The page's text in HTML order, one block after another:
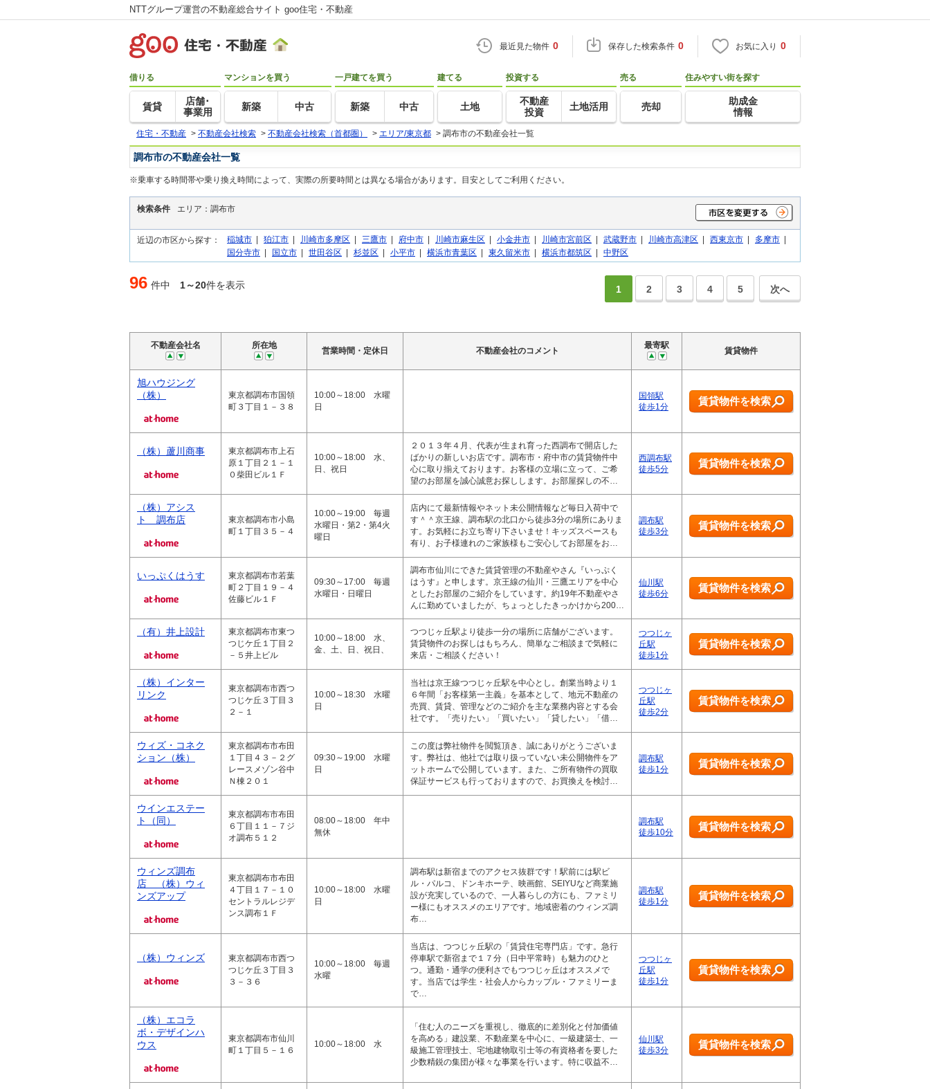
NTTグループ運営の不動産総合サイト goo住宅・不動産
最近見た物件 0 保存した検索条件 0 お気に入り 0
借りる
賃貸
店舗･
事業用
マンションを買う
新築 中古
一戸建てを買う
新築 中古
建てる
土地
投資する
不動産
投資
土地活用
売る
売却
住みやすい街を探す
助成金
情報
住宅・不動産 > 不動産会社検索 > 不動産会社検索（首都圏） > エリア/東京都 > 調布市の不動産会社一覧
調布市の不動産会社一覧
※乗車する時間帯や乗り換え時間によって、実際の所要時間とは異なる場合があります。目安としてご利用ください。
検索条件 エリア：調布市
近辺の市区から探す： 稲城市 | 狛江市 | 川崎市多摩区 | 三鷹市 | 府中市 | 川崎市麻生区 | 小金井市 | 川崎市宮前区 | 武蔵野市 | 川崎市高津区 | 西東京市 | 多摩市 |
国分寺市 | 国立市 | 世田谷区 | 杉並区 | 小平市 | 横浜市青葉区 | 東久留米市 | 横浜市都筑区 | 中野区
96 件中 1～20件を表示 1 2 3 4 5 次へ
不動産会社名 所在地
営業時間・定休日 不動産会社のコメント
最寄駅
賃貸物件
旭ハウジング
（株）
東京都調布市国領
町３丁目１－３８
10:00～18:00 水曜
日
国領駅
徒歩1分
賃貸物件を検索
（株）蘆川商事
東京都調布市上石
原１丁目２１－１
０柴田ビル１Ｆ
10:00～18:00 水、
日、祝日
２０１３年４月、代表が生まれ育った西調布で開店した
ばかりの新しいお店です。調布市・府中市の賃貸物件中
心に取り揃えております。お客様の立場に立って、ご希
望のお部屋を誠心誠意お探しします。お部屋探しの不…
西調布駅
徒歩5分
賃貸物件を検索
（株）アシス
ト 調布店
東京都調布市小島
町１丁目３５－４
10:00～19:00 毎週
水曜日・第2・第4火
曜日
店内にて最新情報やネット未公開情報など毎日入荷中で
す＾＾京王線、調布駅の北口から徒歩3分の場所にありま
す。お気軽にお立ち寄り下さいませ！キッズスペースも
有り、お子様連れのご家族様もご安心してお部屋をお…
調布駅
徒歩3分
賃貸物件を検索
いっぷくはうす
東京都調布市若葉
町２丁目１９－４
佐藤ビル１Ｆ
09:30～17:00 毎週
水曜日・日曜日
調布市仙川にできた賃貸管理の不動産やさん『いっぷく
はうす』と申します。京王線の仙川・三鷹エリアを中心
としたお部屋のご紹介をしています。約19年不動産やさ
んに勤めていましたが、ちょっとしたきっかけから200…
仙川駅
徒歩6分
賃貸物件を検索
（有）井上設計
東京都調布市東つ
つじケ丘１丁目２
－５井上ビル
10:00～18:00 水、
金、土、日、祝日、
つつじヶ丘駅より徒歩一分の場所に店舗がございます。
賃貸物件のお探しはもちろん、簡単なご相談まで気軽に
来店・ご相談ください！
つつじヶ
丘駅
徒歩1分
賃貸物件を検索
（株）インター
リンク
東京都調布市西つ
つじケ丘３丁目３
２－１
10:00～18:30 水曜
日
当社は京王線つつじヶ丘駅を中心とし。創業当時より１
６年間「お客様第一主義」を基本として、地元不動産の
売買、賃貸、管理などのご紹介を主な業務内容とする会
社です。「売りたい」「買いたい」「貸したい」「借…
つつじヶ
丘駅
徒歩2分
賃貸物件を検索
ウィズ・コネク
ション（株）
東京都調布市布田
１丁目４３－２グ
レースメゾン谷中
Ｎ棟２０１
09:30～19:00 水曜
日
この度は弊社物件を閲覧頂き、誠にありがとうございま
す。弊社は、他社では取り扱っていない未公開物件をア
ットホームで公開しています。また、ご所有物件の買取
保証サービスも行っておりますので、お買換えを検討…
調布駅
徒歩1分
賃貸物件を検索
ウインエステー
ト（同）
東京都調布市布田
６丁目１１－７ジ
オ調布５１２
08:00～18:00 年中
無休
調布駅
徒歩10分
賃貸物件を検索
ウィンズ調布
店 （株）ウィ
ンズアップ
東京都調布市布田
４丁目１７－１０
セントラルレジデ
ンス調布１Ｆ
10:00～18:00 水曜
日
調布駅は新宿までのアクセス抜群です！駅前には駅ビ
ル・パルコ、ドンキホーテ、映画館、SEIYUなど商業施
設が充実しているので、一人暮らしの方にも、ファミリ
ー様にもオススメのエリアです。地域密着のウィンズ調
布…
調布駅
徒歩1分
賃貸物件を検索
（株）ウィンズ
東京都調布市西つ
つじケ丘３丁目３
３－３６
10:00～18:00 毎週
水曜
当店は、つつじヶ丘駅の「賃貸住宅専門店」です。急行
停車駅で新宿まで１７分（日中平常時）も魅力のひと
つ。通勤・通学の便利さでもつつじヶ丘はオススメで
す。当店では学生・社会人からカップル・ファミリーま
で…
つつじヶ
丘駅
徒歩1分
賃貸物件を検索
（株）エコラ
ボ・デザインハ
ウス
東京都調布市仙川
町１丁目５－１６
10:00～18:00 水
「住む人のニーズを重視し、徹底的に差別化と付加価値
を高める」建設業、不動産業を中心に、一級建築士、一
級施工管理技士、宅地建物取引士等の有資格者を要した
少数精鋭の集団が様々な事業を行います。特に収益不…
仙川駅
徒歩3分
賃貸物件を検索